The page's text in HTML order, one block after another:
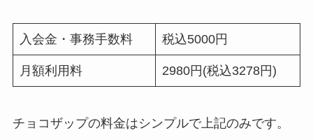
入会金・事務手数料 税込5000円
月額利用料 2980円(税込3278円)
チョコザップの料金はシンプルで上記のみです。